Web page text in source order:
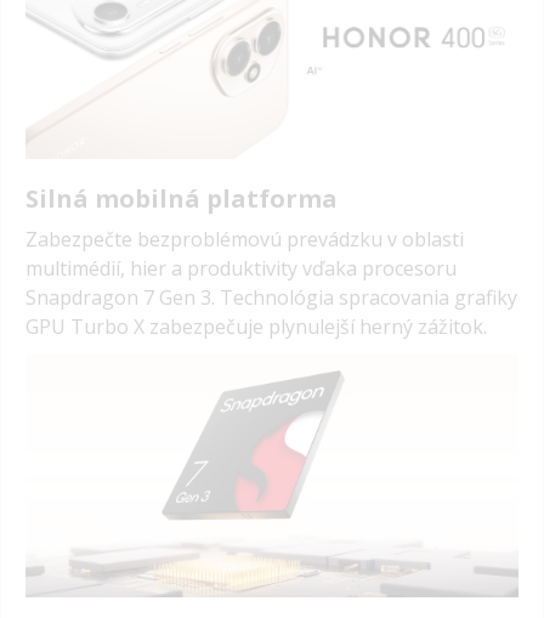
Silná mobilná platforma
Zabezpečte bezproblémovú prevádzku v oblasti
multimédií, hier a produktivity vďaka procesoru
Snapdragon 7 Gen 3. Technológia spracovania grafiky
GPU Turbo X zabezpečuje plynulejší herný zážitok.